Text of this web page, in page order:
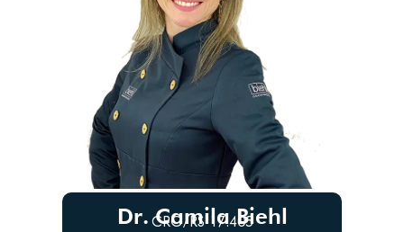
Dr. Camila Biehl
CRO/RS 17.405